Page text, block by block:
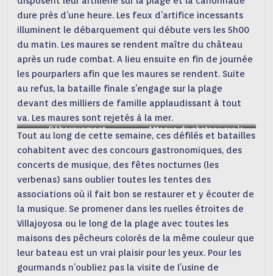
dure près d’une heure. Les feux d’artifice incessants
illuminent le débarquement qui débute vers les 5h00
du matin. Les maures se rendent maître du château
après un rude combat. A lieu ensuite en fin de journée
les pourparlers afin que les maures se rendent. Suite
au refus, la bataille finale s’engage sur la plage
devant des milliers de famille applaudissant à tout
va. Les maures sont rejetés à la mer.
Débarquement
Attaque du chateau sur la
plage
Tout au long de cette semaine, ces défilés et batailles
cohabitent avec des concours gastronomiques, des
concerts de musique, des fêtes nocturnes (les
verbenas) sans oublier toutes les tentes des
associations où il fait bon se restaurer et y écouter de
la musique. Se promener dans les ruelles étroites de
Villajoyosa ou le long de la plage avec toutes les
maisons des pêcheurs colorés de la même couleur que
leur bateau est un vrai plaisir pour les yeux. Pour les
gourmands n’oubliez pas la visite de l’usine de